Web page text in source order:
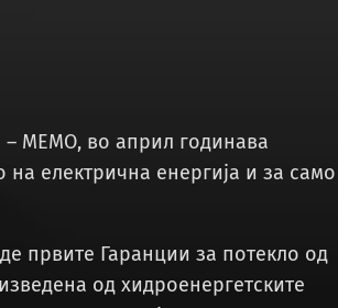
– МЕМО, во април годинава
електрична енергија и за само
првите Гаранции за потекло од
од хидроенергетските